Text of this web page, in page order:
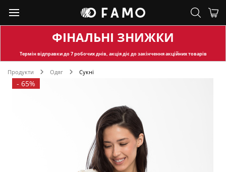
ФІНАЛЬНІ ЗНИЖКИ
Термін відправкидо 7 робочих днів, акція діє до закінчення акційних товарів
Продукти Одяг Сукні
- 65%